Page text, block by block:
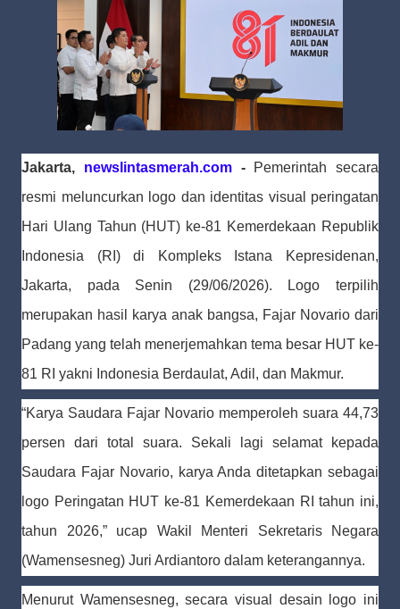
Jakarta, newslintasmerah.com-Pemerintah secara
resmi meluncurkan logo dan identitas visual peringatan
Hari Ulang Tahun (HUT) ke-81 Kemerdekaan Republik
Indonesia (RI) di Kompleks Istana Kepresidenan,
Jakarta, pada Senin (29/06/2026). Logo terpilih
merupakan hasil karya anak bangsa, Fajar Novario dari
Padang yang telah menerjemahkan tema besar HUT ke-
81 RI yakni Indonesia Berdaulat, Adil, dan Makmur.
“Karya Saudara Fajar Novario memperoleh suara 44,73
persen dari total suara. Sekali lagi selamat kepada
Saudara Fajar Novario, karya Anda ditetapkan sebagai
logo Peringatan HUT ke-81 Kemerdekaan RI tahun ini,
tahun 2026,” ucap Wakil Menteri Sekretaris Negara
(Wamensesneg) Juri Ardiantoro dalam keterangannya.
Menurut Wamensesneg, secara visual desain logo ini